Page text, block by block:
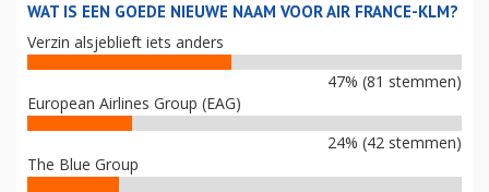
WAT IS EEN GOEDE NIEUWE NAAM VOOR AIR FRANCE-KLM?
Verzin alsjeblieft iets anders
47% (81 stemmen)
European Airlines Group (EAG)
24% (42 stemmen)
The Blue Group